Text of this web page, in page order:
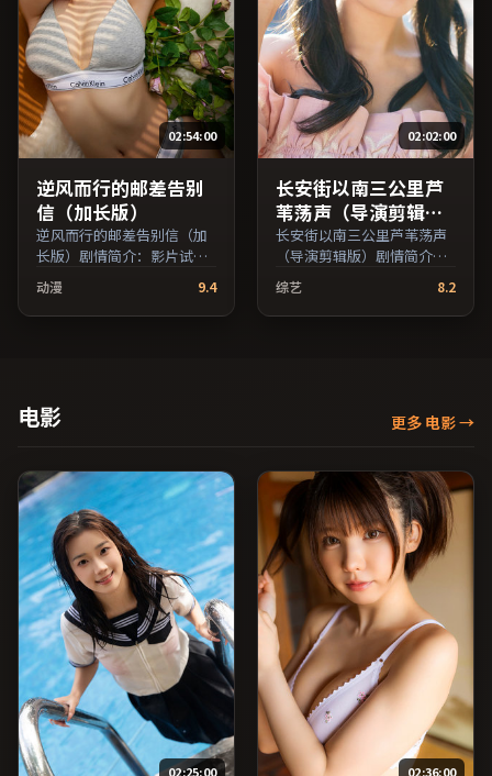
叉检索。）
02:54:00
逆风而行的邮差告别
信（加长版）
逆风而行的邮差告别信（加
长版）剧情简介：影片试图
追问「归属」与「告别」的
主题，人物关系在误会与和
解中演进；由林超贤执导，
2018年5月15日于日本地区
院线首映，网络平台同步更
群。（国产影视资源大全免
费条目索引，支持片名与演
员交叉检索。）
动漫 9.4
02:02:00
长安街以南三公里芦
苇荡声（导演剪辑
版）
长安街以南三公里芦苇荡声
（导演剪辑版）剧情简介：
叙事线索在城市与乡野之间
往返，亲情线与友情线并行
推进；由玛嘉·莎塔碧执
院线首映，网络平台同步更
一看。（国产影视资源大全
免费条目索引，支持片名与
演员交叉检索。）
综艺 8.2
电影 更多 电影→
02:25:00 02:36:00